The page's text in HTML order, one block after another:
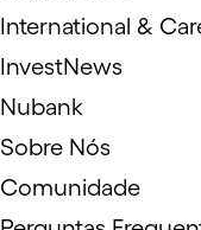
International &
InvestNews
Nubank
Sobre Nós
Comunidade